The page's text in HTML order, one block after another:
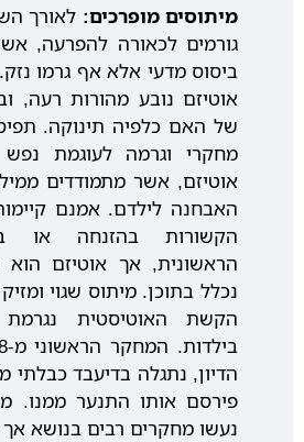
מיתוסים מופרכים: לאורך
גורמים לכאורה להפרעה,
ביסוס מדעי אלא אף גרמו
אוטיזם נובע מהורות רעה,
של האם כלפיה תינוקה.
מחקרי וגרמה לעוגמת
אוטיזם, אשר מתמודדים
האבחנה לילדם. אמנם
הקשורות בהזנחה או
הראשונית, אך אוטיזם הוא
נכלל בתוכן. מיתוס שגוי
הקשת האוטיסטית נגרמת
הדיון, נתגלה בדיעבד
פירסם אותו התנער ממנו.
נעשו מחקרים רבים בנושא